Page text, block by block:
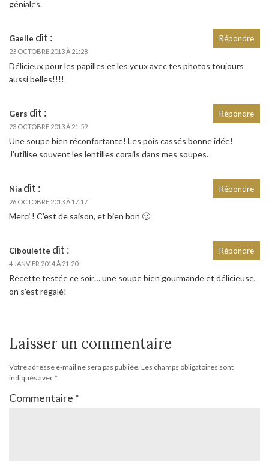
géniales.
Gaelle dit :
23 OCTOBRE 2013 À 21:28
Délicieux pour les papilles et les yeux avec tes photos toujours
aussi belles!!!!
Répondre
Gers dit :
23 OCTOBRE 2013 À 21:59
Une soupe bien réconfortante! Les pois cassés bonne idée!
J’utilise souvent les lentilles corails dans mes soupes.
Répondre
Nia dit :
26 OCTOBRE 2013 À 17:17
Merci ! C’est de saison, et bien bon 🙂
Répondre
Ciboulette dit :
4 JANVIER 2014 À 21:20
Recette testée ce soir… une soupe bien gourmande et délicieuse,
on s’est régalé!
Répondre
Laisser un commentaire
Votre adresse e-mail ne sera pas publiée. Les champs obligatoires sont
indiqués avec*
Commentaire *